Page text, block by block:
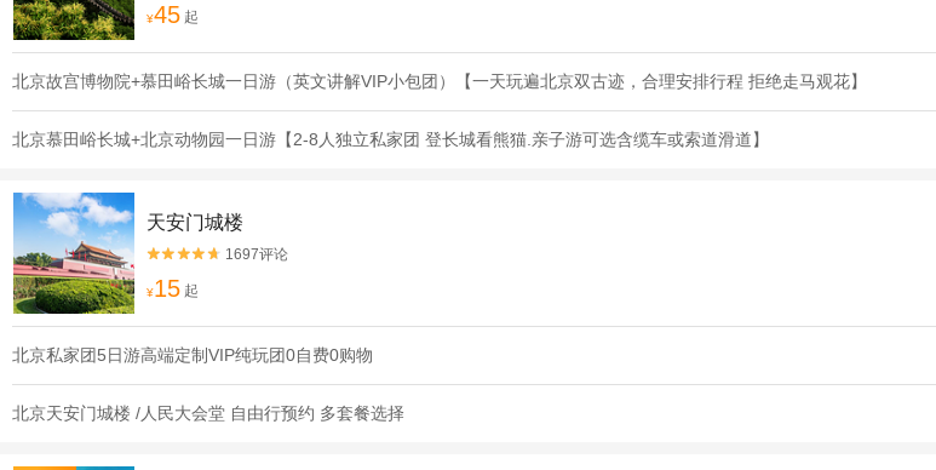
¥45 起
北京故宫博物院+慕田峪长城一日游（英文讲解VIP小包团）【一天玩遍北京双古迹，合理安排行程 拒绝走马观花】
北京慕田峪长城+北京动物园一日游【2-8人独立私家团 登长城看熊猫.亲子游可选含缆车或索道滑道】
天安门城楼

 1697评论
¥15 起
北京私家团5日游高端定制VIP纯玩团0自费0购物
北京天安门城楼 /人民大会堂 自由行预约 多套餐选择